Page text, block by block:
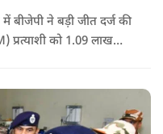
बीजेपी ने बड़ी जीत दर्ज की
प्रत्याशी को 1.09 लाख